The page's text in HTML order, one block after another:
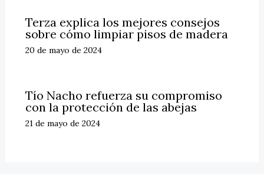
Terza explica los mejores consejos
sobre cómo limpiar pisos de madera
20 de mayo de 2024
Tío Nacho refuerza su compromiso
con la protección de las abejas
21 de mayo de 2024